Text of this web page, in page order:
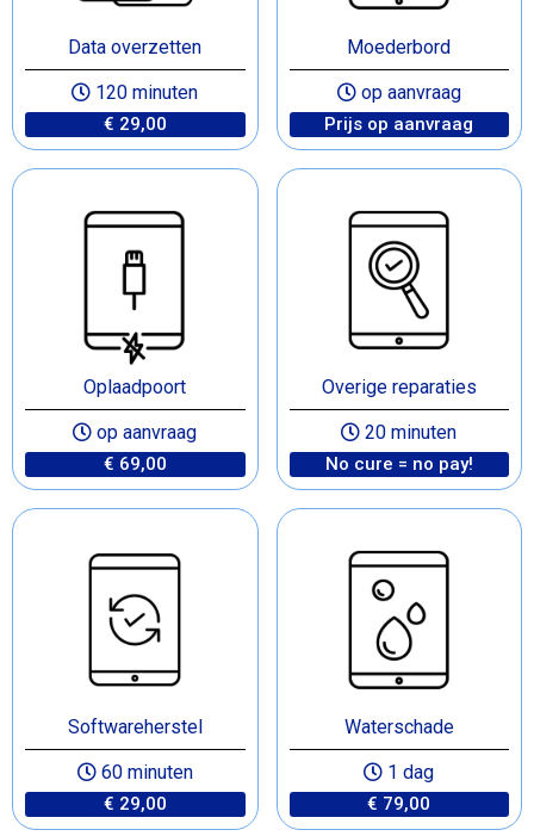
Data overzetten
120 minuten
€ 29,00
Moederbord
op aanvraag
Prijs op aanvraag
Oplaadpoort
op aanvraag
€ 69,00
Overige reparaties
20 minuten
No cure = no pay!
Softwareherstel
60 minuten
€ 29,00
Waterschade
1 dag
€ 79,00